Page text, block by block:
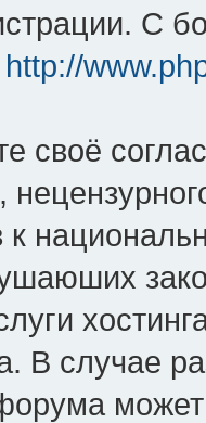
С
http://
своё
к
В случае